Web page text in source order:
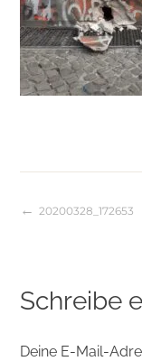
20200328_172653
Schreibe
Deine E-Mail-